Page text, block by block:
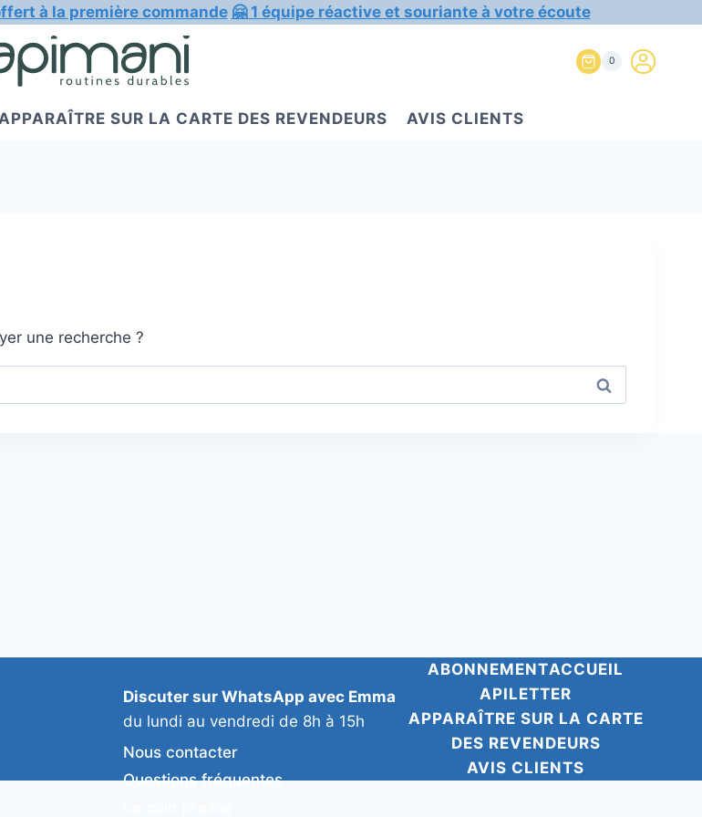
à la première commande 🤗 1 équipe réactive et souriante à votre écoute
0
SUR LA CARTE DES REVENDEURS AVIS CLIENTS
une recherche ?
Discuter sur WhatsApp avec Emma
du lundi au vendredi de 8h à 15h
Nous contacter
Questions fréquentes
ABONNEMENTACCUEIL
APILETTER
APPARAÎTRE SUR LA CARTE
DES REVENDEURS
AVIS CLIENTS